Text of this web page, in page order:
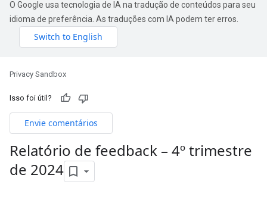
O Google usa tecnologia de IA na tradução de conteúdos para seu
idioma de preferência. As traduções com IA podem ter erros.
Privacy Sandbox
Isso foi útil?
Envie comentários
Relatório de feedback – 4º trimestre
de 2024